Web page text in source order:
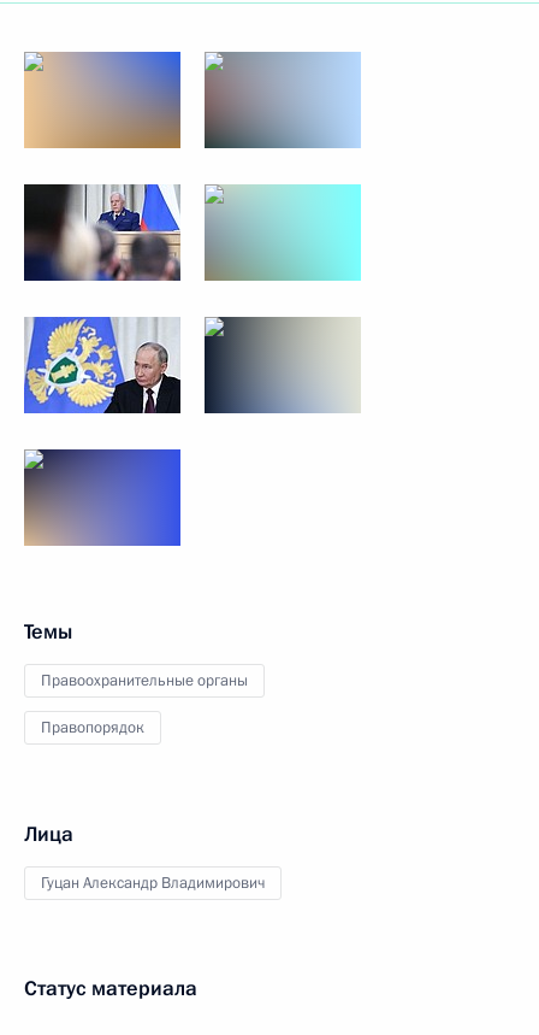
Темы
Правоохранительные органы
Правопорядок
Лица
Гуцан Александр Владимирович
Статус материала